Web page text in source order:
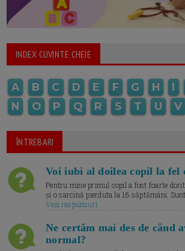
INDEX CUVINTE CHEIE
A B C D E F G H I
N
O P Q R S T U V
ÎNTREBARI
Voi iubi al doilea copil la fel
Pentru mine primul copil a fost foarte
și o sarcină pierduta la 16 săptămâni.
Vezi raspunsuri
Ne certăm mai des de când
normal?